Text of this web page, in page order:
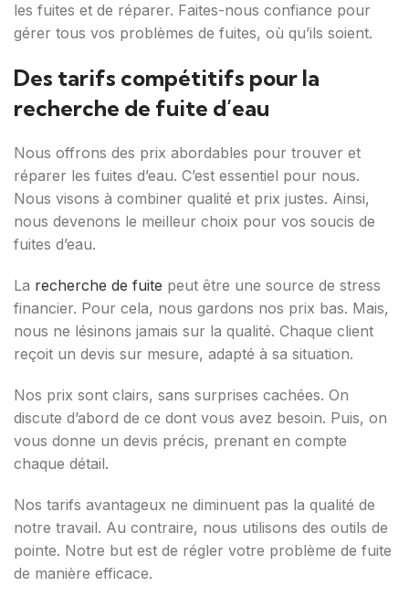
les fuites et de réparer. Faites-nous confiance pour
gérer tous vos problèmes de fuites, où qu’ils soient.
Des tarifs compétitifs pour la
recherche de fuite d’eau
Nous offrons des prix abordables pour trouver et
réparer les fuites d’eau. C’est essentiel pour nous.
Nous visons à combiner qualité et prix justes. Ainsi,
nous devenons le meilleur choix pour vos soucis de
fuites d’eau.
La recherche de fuite peut être une source de stress
financier. Pour cela, nous gardons nos prix bas. Mais,
nous ne lésinons jamais sur la qualité. Chaque client
reçoit un devis sur mesure, adapté à sa situation.
Nos prix sont clairs, sans surprises cachées. On
discute d’abord de ce dont vous avez besoin. Puis, on
vous donne un devis précis, prenant en compte
chaque détail.
Nos tarifs avantageux ne diminuent pas la qualité de
notre travail. Au contraire, nous utilisons des outils de
pointe. Notre but est de régler votre problème de fuite
de manière efficace.